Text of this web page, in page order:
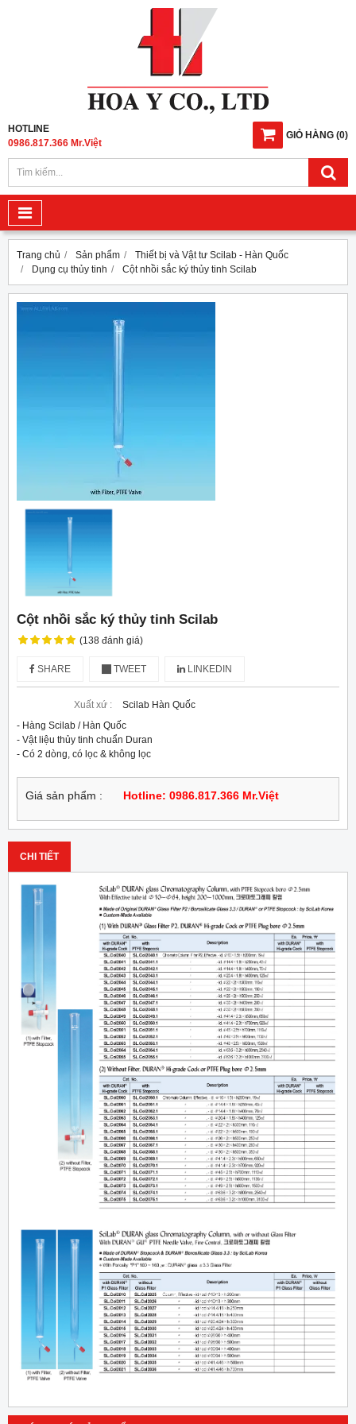
GIỎ HÀNG (0)
HOTLINE
0986.817.366 Mr.Việt
Trang chủ Sản phẩm
Thiết bị và Vật tư Scilab - Hàn Quốc
Dụng cụ thủy tinh
Cột nhồi sắc ký thủy tinh Scilab
Cột nhồi sắc ký thủy tinh Scilab
(138 đánh giá)
SHARE TWEET LINKEDIN
Xuất xứ :
Scilab Hàn Quốc
- Hàng Scilab / Hàn Quốc
- Vật liệu thủy tinh chuẩn Duran
- Có 2 dòng, có lọc & không lọc
Giá sản phẩm : Hotline: 0986.817.366 Mr.Việt
CHI TIẾT